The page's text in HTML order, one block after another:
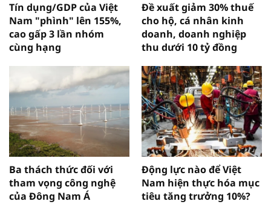
Tín dụng/GDP của Việt
Nam "phình" lên 155%,
cao gấp 3 lần nhóm
cùng hạng
Đề xuất giảm 30% thuế
cho hộ, cá nhân kinh
doanh, doanh nghiệp
thu dưới 10 tỷ đồng
Ba thách thức đối với
tham vọng công nghệ
của Đông Nam Á
Động lực nào để Việt
Nam hiện thực hóa mục
tiêu tăng trưởng 10%?